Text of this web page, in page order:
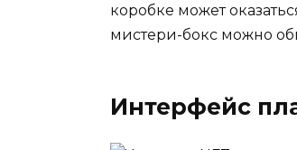
коробке может
мистери-бокс можно
Интерфейс